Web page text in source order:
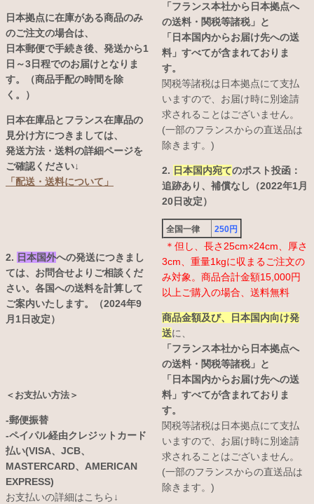
日本拠点に在庫がある商品のみ
のご注文の場合は、
日本郵便で手続き後、発送から1
日～3日程でのお届けとなりま
す。（商品手配の時間を除
く。）
日本在庫品とフランス在庫品の
見分け方につきましては、
発送方法・送料の詳細ページを
ご確認ください↓
「配送・送料について」
2. 日本国外への発送につきまし
ては、お問合せよりご相談くだ
さい。各国への送料を計算して
ご案内いたします。（2024年9
月1日改定）
＜お支払い方法＞
-郵便振替
-ペイパル経由クレジットカード
払い(VISA、JCB、
MASTERCARD、AMERICAN
EXPRESS)
お支払いの詳細はこちら↓
「フランス本社から日本拠点へ
の送料・関税等諸税」と
「日本国内からお届け先への送
料」すべてが含まれておりま
す。
関税等諸税は日本拠点にて支払
いますので、お届け時に別途請
求されることはございません。
(一部のフランスからの直送品は
除きます。)
2. 日本国内宛てのポスト投函：
追跡あり、補償なし（2022年1月
20日改定）
全国一律 250円
＊但し、長さ25cm×24cm、厚さ
3cm、重量1kgに収まるご注文の
み対象。商品合計金額15,000円
以上ご購入の場合、送料無料
商品金額及び、日本国内向け発
送に、
「フランス本社から日本拠点へ
の送料・関税等諸税」と
「日本国内からお届け先への送
料」すべてが含まれておりま
す。
関税等諸税は日本拠点にて支払
いますので、お届け時に別途請
求されることはございません。
(一部のフランスからの直送品は
除きます。)